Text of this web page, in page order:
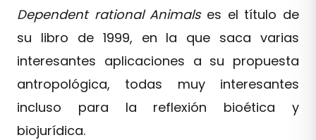
Dependent rational Animalses el título de
su libro de 1999, en la que saca varias
interesantes aplicaciones a su propuesta
antropológica, todas muy interesantes
incluso para la reflexión bioética y
biojurídica.